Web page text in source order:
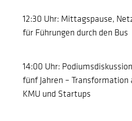
12:30 Uhr: Mittagspause,
für Führungen durch den Bus
14:00 Uhr:
fünf Jahren – Transformation
KMU und Startups